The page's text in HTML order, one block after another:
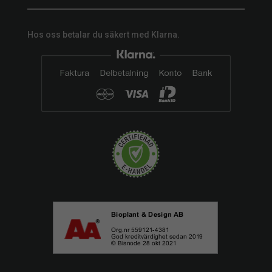
Hos oss betalar du säkert med Klarna.